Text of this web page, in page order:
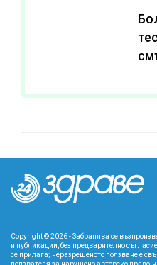
Copyright © 2026 - Забранява се
и публикации, без предварително
се прилага; неразрешеното ползване е